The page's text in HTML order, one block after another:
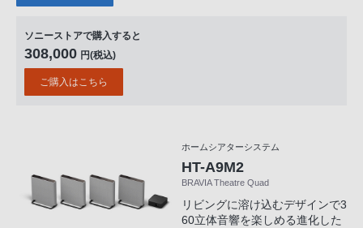
ソニーストアで購入すると
308,000 円(税込)
ご購入はこちら
ホームシアターシステム
HT-A9M2
BRAVIA Theatre Quad
リビングに溶け込むデザインで3
60立体音響を楽しめる進化した